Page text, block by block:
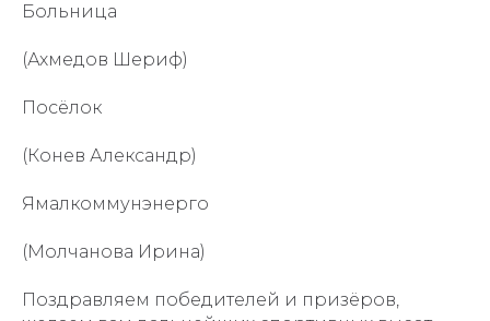
Больница
(Ахмедов Шериф)
Посёлок
(Конев Александр)
Ямалкоммунэнерго
(Молчанова Ирина)
Поздравляем победителей и призёров,